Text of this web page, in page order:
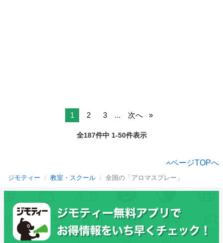
1 2 3 ... 次へ
全187件中 1-50件表示
ページTOPへ
ジモティー 教室・スクール 全国の「アロマスプレー」